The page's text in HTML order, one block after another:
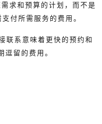
求和预算的计划，而不是
付所需服务的费用。
联系意味着更快的预约和
逗留的费用。